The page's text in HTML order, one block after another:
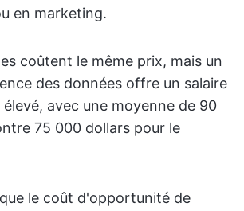
en marketing.
coûtent le même prix, mais un
des données offre un salaire
avec une moyenne de 90
75 000 dollars pour le
le coût d'opportunité de